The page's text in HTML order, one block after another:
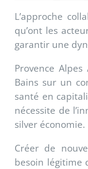
L’approche
qu’ont les
garantir une
Provence
Bains sur un
santé en
nécessite de
silver économie.
Créer de
besoin légitime